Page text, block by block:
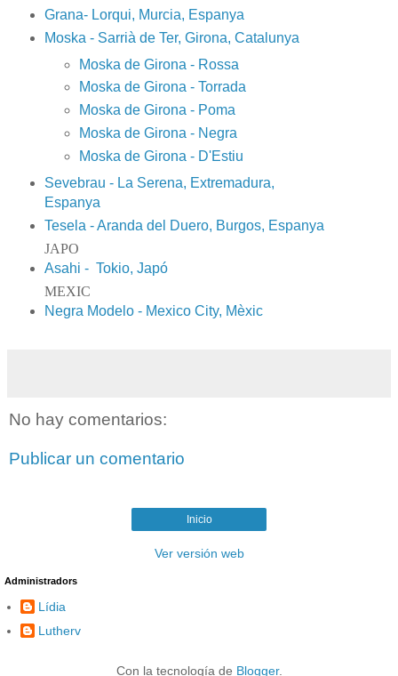
Grana- Lorqui, Murcia, Espanya
Moska - Sarrià de Ter, Girona, Catalunya
Moska de Girona - Rossa
Moska de Girona - Torrada
Moska de Girona - Poma
Moska de Girona - Negra
Moska de Girona - D'Estiu
Sevebrau - La Serena, Extremadura,
Espanya
Tesela - Aranda del Duero, Burgos, Espanya
JAPO
Asahi - Tokio, Japó
MEXIC
Negra Modelo - Mexico City, Mèxic
No hay comentarios:
Publicar un comentario
Inicio
Ver versión web
Administradors
Lídia
Lutherv
Con la tecnología de Blogger.